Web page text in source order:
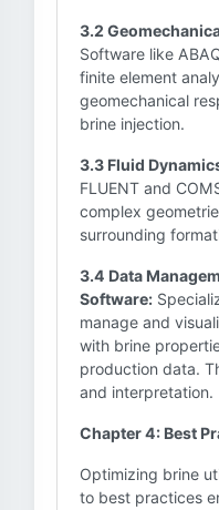
3.2
Software like
finite element
geomechanical
brine injection.
3.3 Fluid
FLUENT and
complex
surrounding
3.4 Data
Software:
manage and
with brine
production data.
and interpretation.
Chapter 4: Best
Optimizing brine
to best practices